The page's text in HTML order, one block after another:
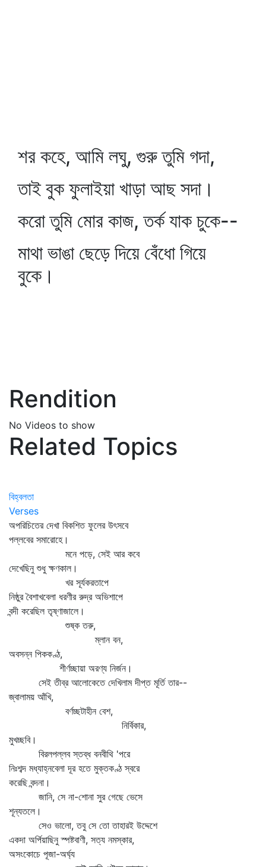
শর কহে, আমি লঘু, গুরু তুমি গদা,
তাই বুক ফুলাইয়া খাড়া আছ সদা।
করো তুমি মোর কাজ, তর্ক যাক চুকে--
মাথা ভাঙা ছেড়ে দিয়ে বেঁধো গিয়ে
বুকে।
Rendition
No Videos to show
Related Topics
বিহ্বলতা
Verses
অপরিচিতের দেখা বিকশিত ফুলের উৎসবে
পল্লবের সমারোহে।
মনে পড়ে, সেই আর কবে
দেখেছিনু শুধু ক্ষণকাল।
খর সূর্যকরতাপে
নিষ্ঠুর বৈশাখবেলা ধরণীর রুদ্র অভিশাপে
বন্দী করেছিল তৃষ্ণাজালে।
শুষ্ক তরু,
ম্লান বন,
অবসন্ন পিককণ্ঠ,
শীর্ণচ্ছায়া অরণ্য নির্জন।
সেই তীব্র আলোকেতে দেখিলাম দীপ্ত মূর্তি তার--
জ্বালাময় আঁখি,
বর্ণচ্ছটাহীন বেশ,
নির্বিকার,
মুখচ্ছবি।
বিরলপল্লব স্তব্ধ বনবীথি 'পরে
নিঃশব্দ মধ্যাহ্নবেলা দূর হতে মুক্তকণ্ঠ স্বরে
করেছি বন্দনা।
জানি, সে না-শোনা সুর গেছে ভেসে
শূন্যতলে।
সেও ভালো, তবু সে তো তাহারই উদ্দেশে
একদা অর্পিয়াছিনু স্পষ্টবাণী, সত্য নমস্কার,
অসংকোচে পূজা-অর্ঘ্য